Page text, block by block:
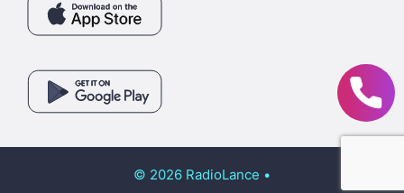
© 2026 RadioLance •